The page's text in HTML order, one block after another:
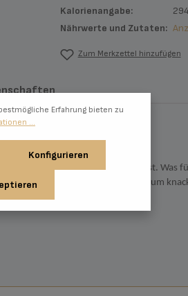
Kalorienangabe:
Nährwerte und Zutaten:
Zum Merkzettel hinzufügen
feiner Duft nach gelbem Steinobst. Was
Probier ihn unbedingt auch zum
Erfahrung bieten zu
...
Konfigurieren